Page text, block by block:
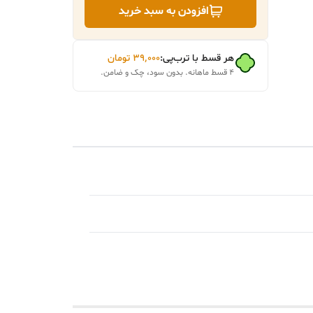
افزودن به سبد خرید
هر قسط با ترب‌پی:۳۹٬۰۰۰ تومان
۴ قسط ماهانه. بدون سود، چک و ضامن.